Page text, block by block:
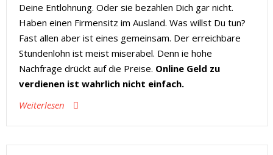
Crypto Wiki Online seriös Geld verdienen
Deine Entlohnung. Oder sie bezahlen Dich gar nicht.
Haben einen Firmensitz im Ausland. Was willst Du tun?
Fast allen aber ist eines gemeinsam. Der erreichbare
Stundenlohn ist meist miserabel. Denn ie hohe
Nachfrage drückt auf die Preise. Online Geld zu
verdienen ist wahrlich nicht einfach.
Weiterlesen